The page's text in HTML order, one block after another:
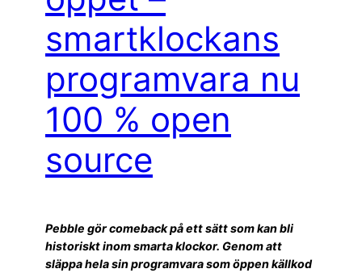
smartklockans
programvara nu
100 % open
source
Pebble gör comeback på ett sätt som kan bli
historiskt inom smarta klockor. Genom att
släppa hela sin programvara som öppen källkod